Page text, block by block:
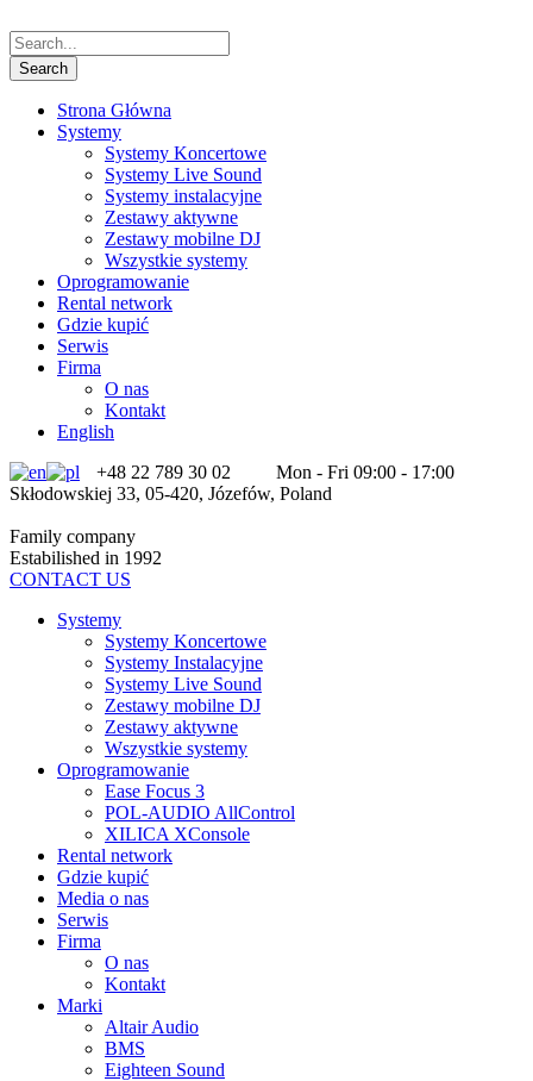
Strona Główna
Systemy
Systemy Koncertowe
Systemy Live Sound
Systemy instalacyjne
Zestawy aktywne
Zestawy mobilne DJ
Wszystkie systemy
Oprogramowanie
Rental network
Gdzie kupić
Serwis
Firma
O nas
Kontakt
English
+48 22 789 30 02
Mon - Fri 09:00 - 17:00
Skłodowskiej 33, 05-420, Józefów, Poland
Family company
Estabilished in 1992
CONTACT US
Systemy
Systemy Koncertowe
Systemy Instalacyjne
Systemy Live Sound
Zestawy mobilne DJ
Zestawy aktywne
Wszystkie systemy
Oprogramowanie
Ease Focus 3
POL-AUDIO AllControl
XILICA XConsole
Rental network
Gdzie kupić
Media o nas
Serwis
Firma
O nas
Kontakt
Marki
Altair Audio
BMS
Eighteen Sound